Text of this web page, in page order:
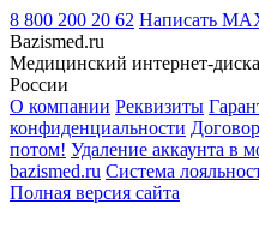
8 800 200 20 62 Написать
Bazismed.ru
Медицинский интернет-
России
О компании Реквизиты
конфиденциальности
потом! Удаление аккаунта в
bazismed.ru Система
Полная версия сайта